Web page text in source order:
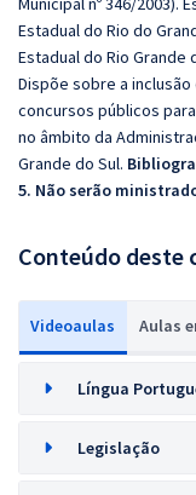
Estadual do Rio do
Estadual do Rio Grande
Dispõe sobre a
concursos públicos
no âmbito da
Grande do Sul.
5. Não serão
Conteúdo deste
Videoaulas Aulas
Língua
Legislação